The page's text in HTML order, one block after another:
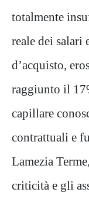
totalmente
reale dei salari
d’acquisto,
raggiunto il
capillare
contrattuali e
Lamezia
criticità e gli